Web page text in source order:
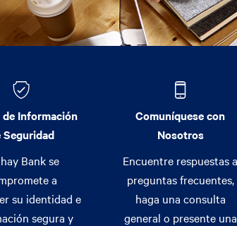
Información
Seguridad
Bank se
a
su identidad e
segura y
Comuníquese con
Nosotros
Encuentre respuestas a
preguntas frecuentes,
haga una consulta
general o presente una